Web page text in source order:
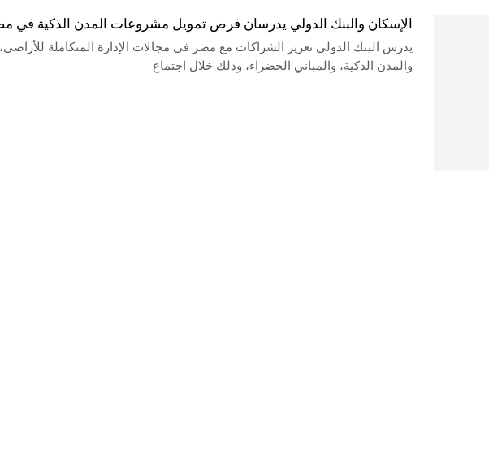
الإسكان والبنك الدولي يدرسان فرص تمويل مشروعات المدن الذكية في
يدرس البنك الدولي تعزيز الشراكات مع مصر في مجالات الإدارة المتكاملة للأراضي،
والمدن الذكية، والمباني الخضراء، وذلك خلال اجتماع